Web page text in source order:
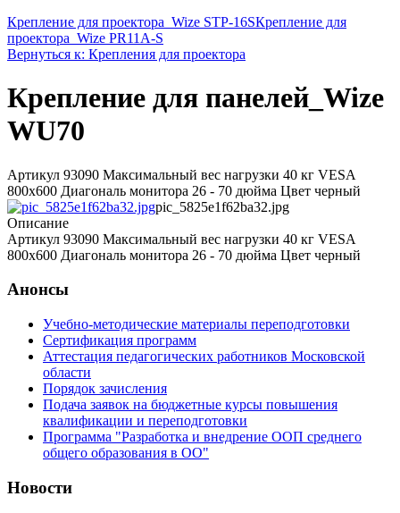
Крепление для проектора_Wize STP-16SКрепление для
проектора_Wize PR11A-S
Вернуться к: Крепления для проектора
Крепление для панелей_Wize
WU70
Артикул 93090 Максимальный вес нагрузки 40 кг VESA
800x600 Диагональ монитора 26 - 70 дюйма Цвет черный
pic_5825e1f62ba32.jpg
Описание
Артикул 93090 Максимальный вес нагрузки 40 кг VESA
800x600 Диагональ монитора 26 - 70 дюйма Цвет черный
Анонсы
Учебно-методические материалы переподготовки
Сертификация программ
Аттестация педагогических работников Московской
области
Порядок зачисления
Подача заявок на бюджетные курсы повышения
квалификации и переподготовки
Программа "Разработка и внедрение ООП среднего
общего образования в ОО"
Новости